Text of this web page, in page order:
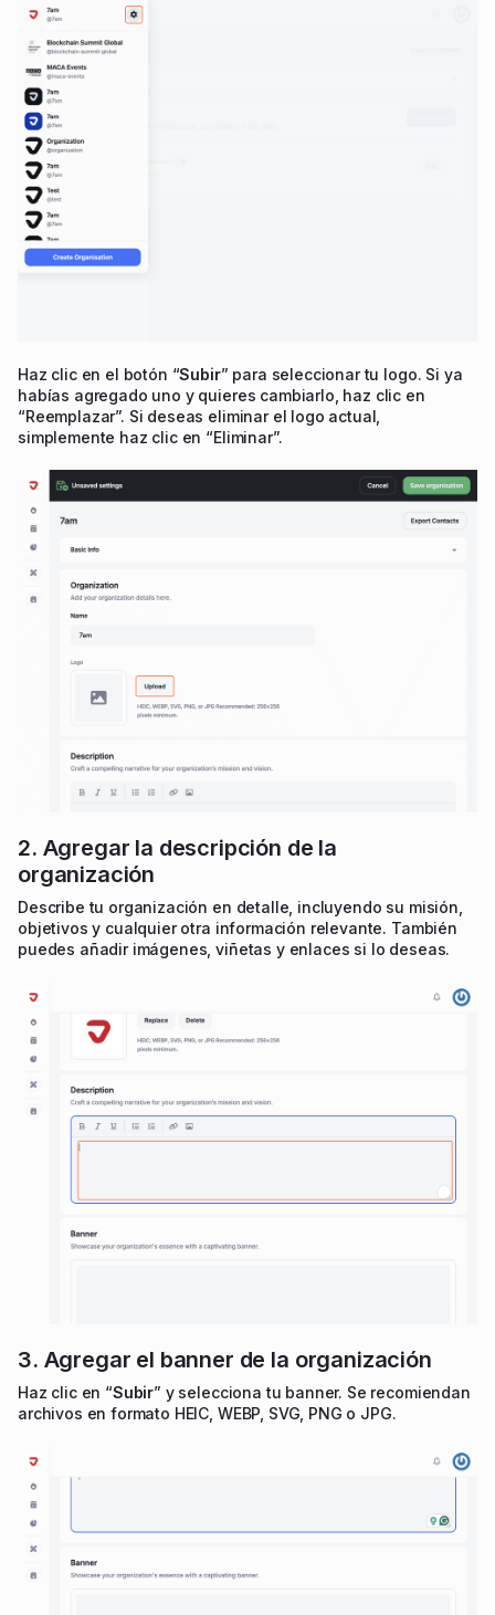
Haz clic en el botón “Subir” para seleccionar tu logo. Si ya
habías agregado uno y quieres cambiarlo, haz clic en
“Reemplazar”. Si deseas eliminar el logo actual,
simplemente haz clic en “Eliminar”.
2. Agregar la descripción de la
organización
Describe tu organización en detalle, incluyendo su misión,
objetivos y cualquier otra información relevante. También
puedes añadir imágenes, viñetas y enlaces si lo deseas.
3. Agregar el banner de la organización
Haz clic en “Subir” y selecciona tu banner. Se recomiendan
archivos en formato HEIC, WEBP, SVG, PNG o JPG.